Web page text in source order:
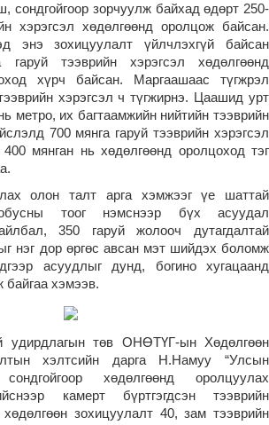
сондгойгоор зорчуулж байхад өдөрт 250-
хэрэгсэл хөдөлгөөнд оролцож байсан.
энэ зохицуулалт үйлчлэхгүй байсан
тээврийн хэрэгсэл хөдөлгөөнд
хүрч байсан. Маргаашаас түгжрэл
хэрэгсэл ч түгжирнэ. Цаашид урт
метро, их багтаамжийн нийтийн тээврийн
700 мянга гаруй тээврийн хэрэгсэл
400 мянган нь хөдөлгөөнд оролцоход тэг
олон талт арга хэмжээг үе шаттай
тоог нэмснээр бүх асуудал
350 гаруй жолооч дутагдалтай
нэг дор өргөс авсан мэт шийдэх боломж
асуудлыг дунд, богино хугацаанд
хэмээв.
удирдлагын төв ОНӨТҮГ-ын Хөдөлгөөн
хэлтсийн дарга Н.Намуу “Улсын
хөдөлгөөнд оролцуулах
камерт бүртгэгдсэн тээврийн
зохицуулалт 40, зам тээврийн